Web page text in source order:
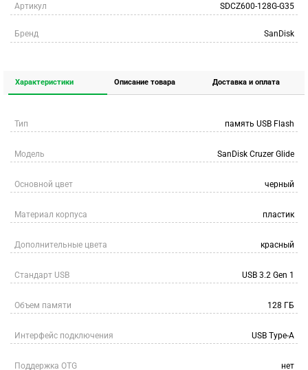
Артикул SDCZ600-128G-G35
Бренд SanDisk
Характеристики Описание товара Доставка и оплата
Тип память USB Flash
Модель SanDisk Cruzer Glide
Основной цвет черный
Материал корпуса пластик
Дополнительные цвета красный
Стандарт USB USB 3.2 Gen 1
Объем памяти 128 ГБ
Интерфейс подключения USB Type-A
Поддержка OTG нет